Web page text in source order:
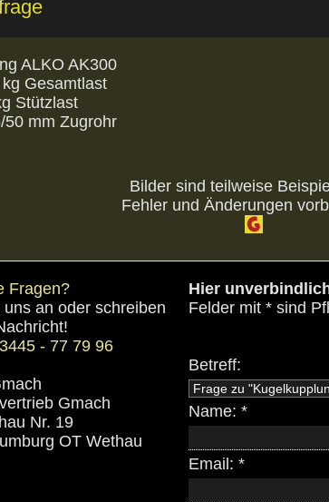
ALKO AK300
Gesamtlast
Stützlast
50 mm Zugrohr
Bilder sind teilweise
Fehler und Änderungen
Fragen?
uns an oder schreiben
- 77 79 96
Gmach
Nr. 19
OT Wethau
Hier
Felder mit * sind
Betreff:
Name: *
Email: *